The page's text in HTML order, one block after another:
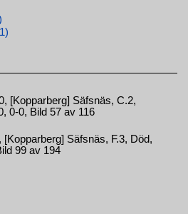
[Kopparberg] Säfsnäs, C.2,
0-0, Bild 57 av 116
[Kopparberg] Säfsnäs, F.3, Död,
99 av 194